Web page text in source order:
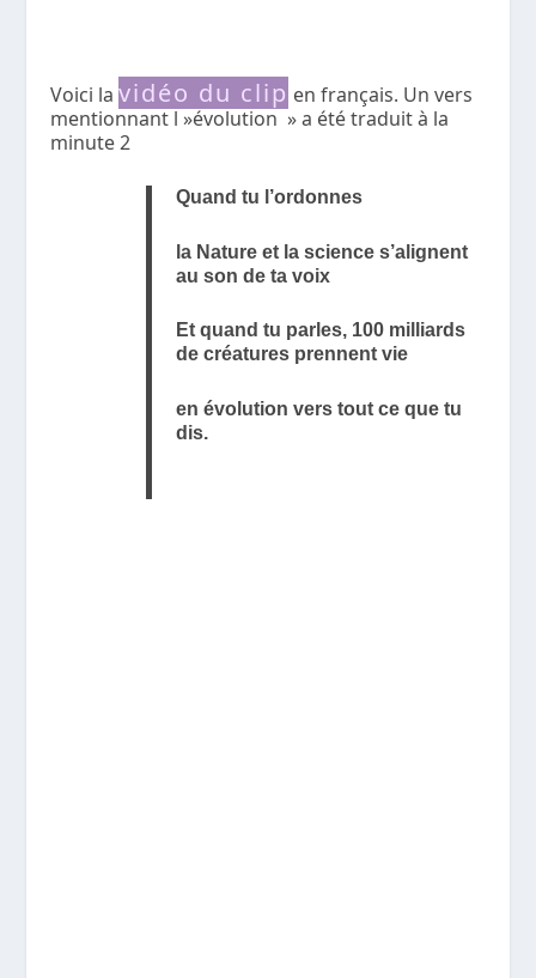
Voici lavidéo du clip en français. Un vers
mentionnant l »évolution » a été traduit à la
minute 2
Quand tu l’ordonnes
la Nature et la science s’alignent
au son de ta voix
Et quand tu parles, 100 milliards
de créatures prennent vie
en évolution vers tout ce que tu
dis.